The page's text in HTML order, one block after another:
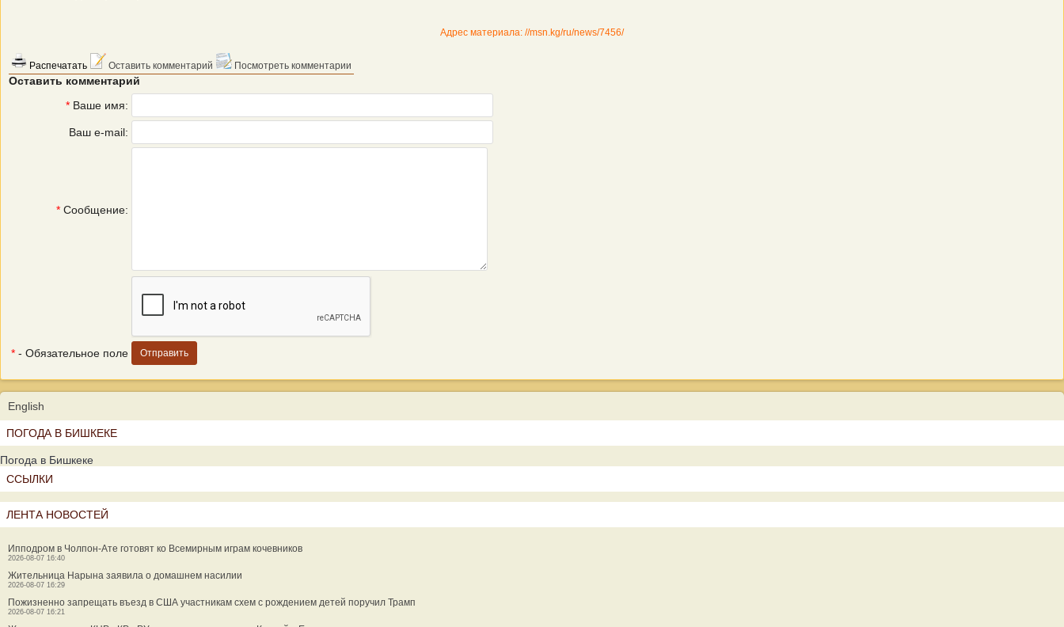
Адрес материала: //msn.kg/ru/news/7456/
Распечатать Оставить комментарий Посмотреть комментарии
Оставить комментарий
* Ваше имя:
Ваш e-mail:
* Сообщение:
* - Обязательное поле
English
ПОГОДА В БИШКЕКЕ
Погода в Бишкеке
ССЫЛКИ
ЛЕНТА НОВОСТЕЙ
Ипподром в Чолпон-Ате готовят ко Всемирным играм кочевников
2026-08-07 16:40
Жительница Нарына заявила о домашнем насилии
2026-08-07 16:29
Пожизненно запрещать въезд в США участникам схем с рождением детей поручил Трамп
2026-08-07 16:21